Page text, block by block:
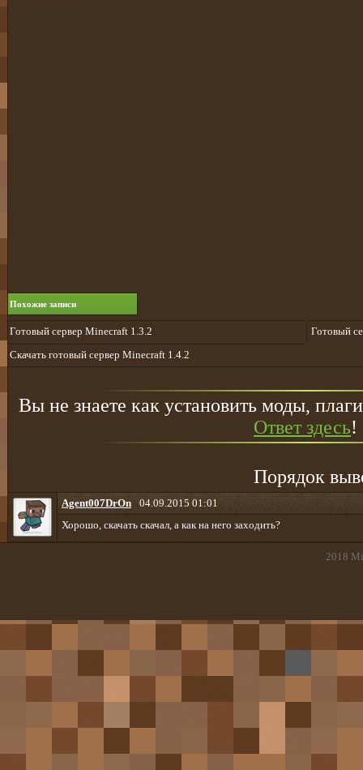
Похожие записи
Готовый сервер Minecraft 1.3.2
Готовый
Скачать готовый сервер Minecraft 1.4.2
Вы не знаете как установить моды,
Ответ здесь!
Порядок
Agent007DrOn
04.09.2015 01:01
Хорошо, скачать скачал, а как на него заходить?
2018